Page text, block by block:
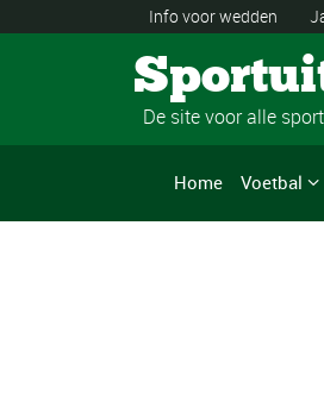
Info voor wedden
De site voor alle
Home Voetbal